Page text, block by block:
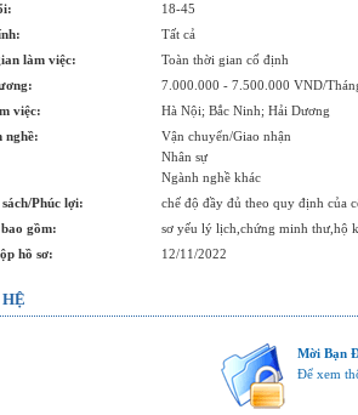
18-45
Tất cả
làm việc:
Toàn thời gian cố định
7.000.000 - 7.500.000 VND/
việc:
Hà Nội; Bắc Ninh; Hải Dương
nghề:
Vận chuyển/Giao nhận
Nhân sự
Ngành nghề khác
Phúc lợi:
chế độ đầy đủ theo quy định của
gồm:
sơ yếu lý lịch,chứng minh thư,hộ
hồ sơ:
12/11/2022
Mời Bạn
Để xem